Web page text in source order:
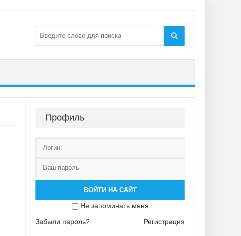
Профиль
ВОЙТИ НА САЙТ
Не запоминать меня
Забыли пароль?
Регистрация